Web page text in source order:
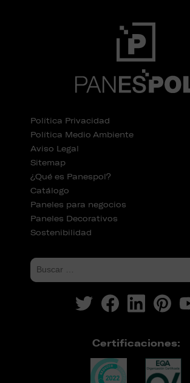
Política Privacidad
Política Medio Ambiente
Aviso Legal
Sitemap
¿Qué es Panespol?
Catálogo
Paneles para negocios
Paneles Decorativos
Sostenibilidad
Certificaciones: